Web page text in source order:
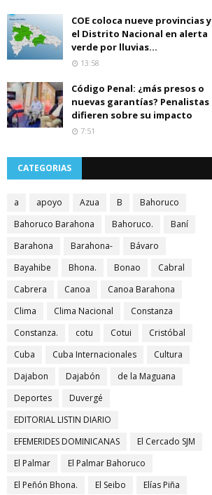
COE coloca nueve provincias y
el Distrito Nacional en alerta
verde por lluvias...
13:58
Código Penal: ¿más presos o
nuevas garantías? Penalistas
difieren sobre su impacto
7:51
CATEGORIAS
a apoyo Azua B
Bahoruco
Bahoruco Barahona
Bahoruco.
Baní
Barahona
Barahona-
Bávaro
Bayahibe
Bhona. Bonao
Cabral
Cabrera
Canoa
Canoa Barahona
Clima
Clima Nacional
Constanza
Constanza.
cotu Cotui
Cristóbal
Cuba
Cuba Internacionales
Cultura
Dajabon
Dajabón
de la Maguana
Deportes
Duvergé
EDITORIAL LISTIN DIARIO
EFEMERIDES DOMINICANAS
El Cercado SJM
El Palmar
El Palmar Bahoruco
El Peñón Bhona.
El Seibo
Elías Piña